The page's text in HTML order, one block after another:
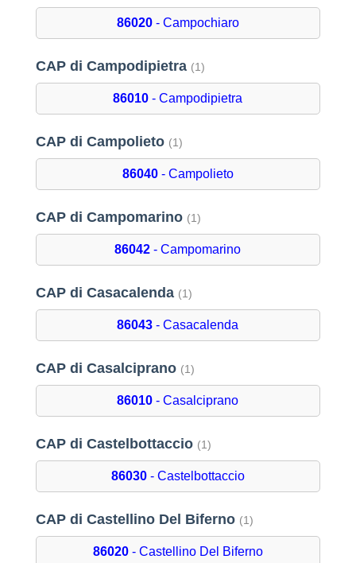
86020- Campochiaro
CAP di Campodipietra (1)
86010 - Campodipietra
CAP di Campolieto (1)
86040- Campolieto
CAP di Campomarino (1)
86042 - Campomarino
CAP di Casacalenda (1)
86043 - Casacalenda
CAP di Casalciprano (1)
86010 - Casalciprano
CAP di Castelbottaccio (1)
86030- Castelbottaccio
CAP di Castellino Del Biferno (1)
86020- Castellino Del Biferno